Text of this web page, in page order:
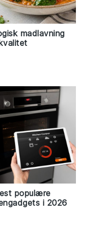
madlavning
populære
i 2026